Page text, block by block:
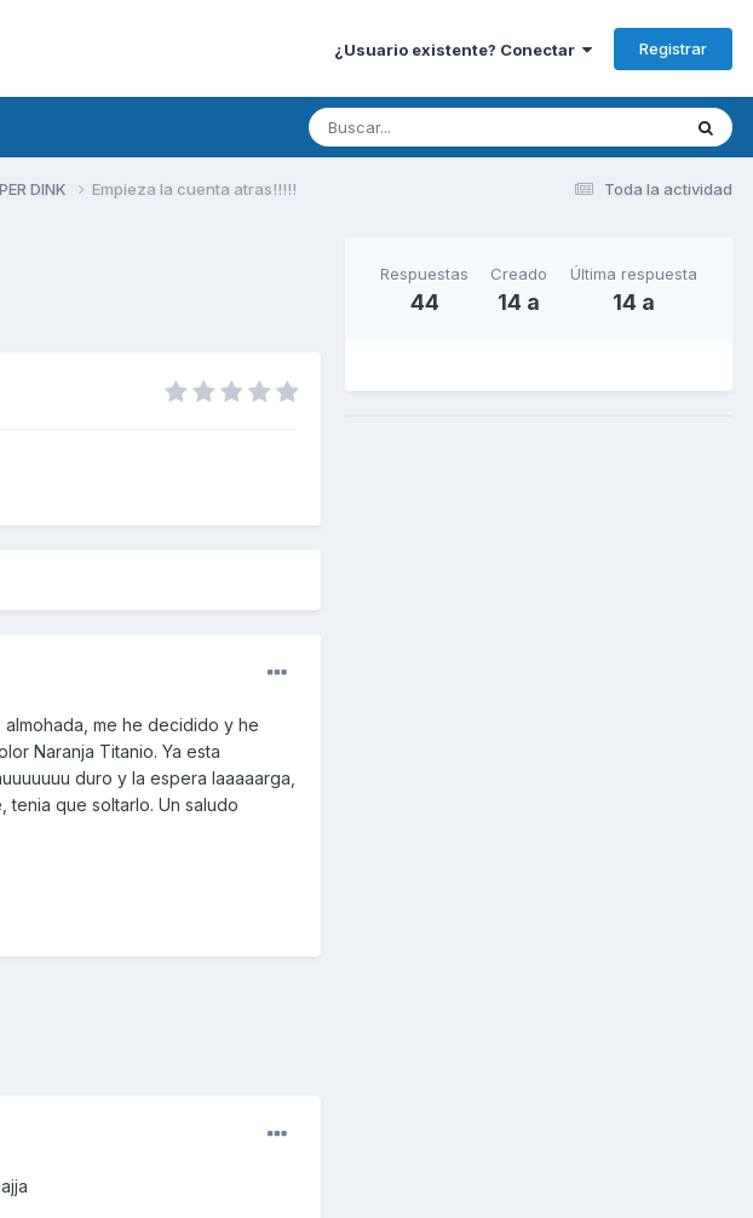
¿Usuario existente? Conectar Registrar
Toda la actividad
DINK Empieza la cuenta atras!!!!!
me he decidido y he
Naranja Titanio. Ya esta
duro y la espera laaaaarga,
tenia que soltarlo. Un saludo
Respuestas
44
Creado
14 a
Última respuesta
14 a